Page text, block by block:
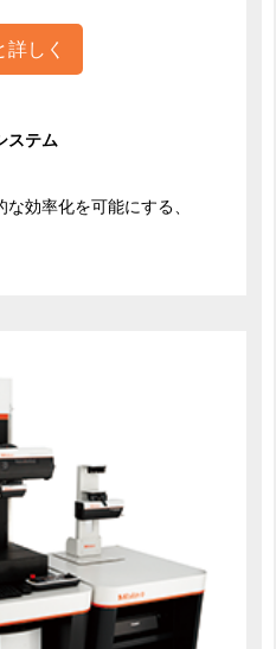
詳しく
ステム
効率化を可能にする、